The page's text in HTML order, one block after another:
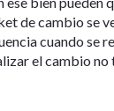
de cambio se
cuando se
el cambio